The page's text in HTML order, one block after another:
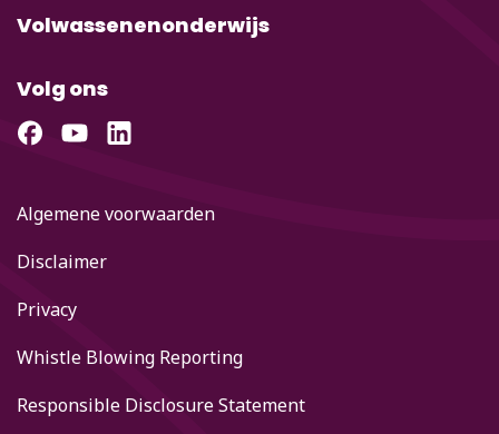
Volwassenenonderwijs
Volg ons
Algemene voorwaarden
Disclaimer
Privacy
Whistle Blowing Reporting
Responsible Disclosure Statement